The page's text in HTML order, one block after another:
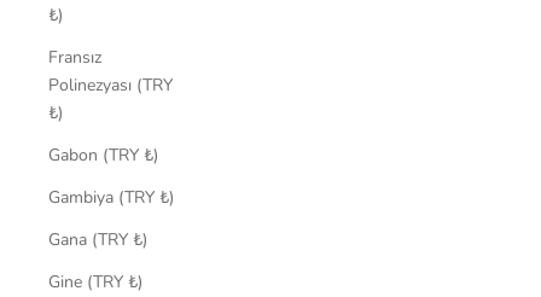
₺)
Fransız
Polinezyası (TRY
₺)
Gabon (TRY ₺)
Gambiya (TRY ₺)
Gana (TRY ₺)
Gine (TRY ₺)